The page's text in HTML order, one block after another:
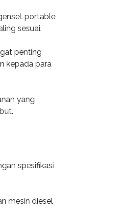
portable
sesuai.
penting
kepada para
yang
spesifikasi
mesin diesel